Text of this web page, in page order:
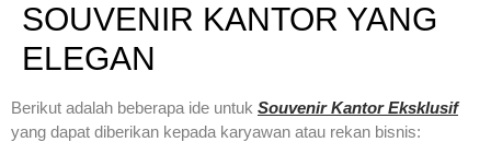
SOUVENIR KANTOR YANG
ELEGAN
Berikut adalah beberapa ide untuk Souvenir Kantor Eksklusif
yang dapat diberikan kepada karyawan atau rekan bisnis: